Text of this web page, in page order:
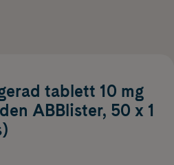
tablett 10 mg
ABBlister, 50 x 1